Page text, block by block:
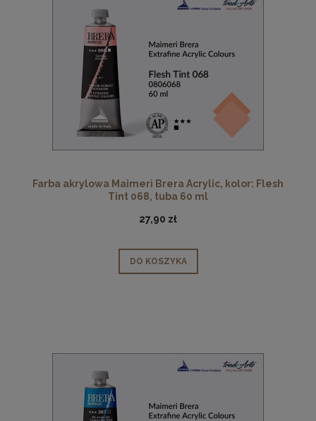
Farba akrylowa Maimeri Brera Acrylic, kolor: Flesh
Tint 068, tuba 60 ml
27,90 zł
DO KOSZYKA